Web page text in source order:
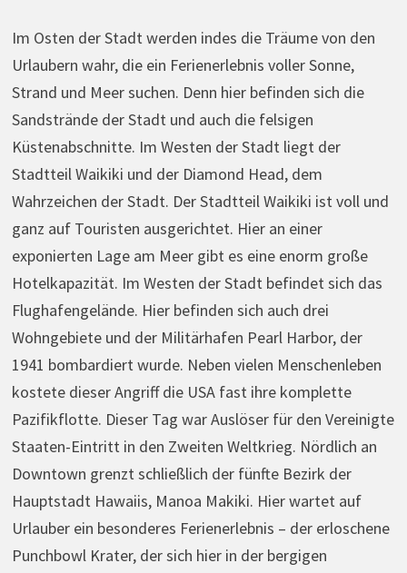
Im Osten der Stadt werden indes die Träume von den
Urlaubern wahr, die ein Ferienerlebnis voller Sonne,
Strand und Meer suchen. Denn hier befinden sich die
Sandstrände der Stadt und auch die felsigen
Küstenabschnitte. Im Westen der Stadt liegt der
Stadtteil Waikiki und der Diamond Head, dem
Wahrzeichen der Stadt. Der Stadtteil Waikiki ist voll und
ganz auf Touristen ausgerichtet. Hier an einer
exponierten Lage am Meer gibt es eine enorm große
Hotelkapazität. Im Westen der Stadt befindet sich das
Flughafengelände. Hier befinden sich auch drei
Wohngebiete und der Militärhafen Pearl Harbor, der
1941 bombardiert wurde. Neben vielen Menschenleben
kostete dieser Angriff die USA fast ihre komplette
Pazifikflotte. Dieser Tag war Auslöser für den Vereinigte
Staaten-Eintritt in den Zweiten Weltkrieg. Nördlich an
Downtown grenzt schließlich der fünfte Bezirk der
Hauptstadt Hawaiis, Manoa Makiki. Hier wartet auf
Urlauber ein besonderes Ferienerlebnis – der erloschene
Punchbowl Krater, der sich hier in der bergigen